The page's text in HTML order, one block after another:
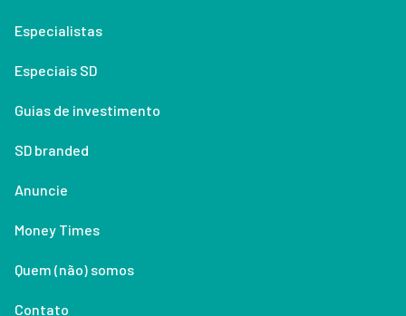
Especialistas
Especiais SD
Guias de investimento
SD branded
Anuncie
Money Times
Quem (não) somos
Contato